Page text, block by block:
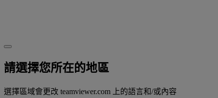
請選擇您所在的地區
選擇區域會更改 teamviewer.com 上的語言和/或內容